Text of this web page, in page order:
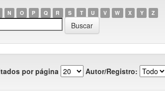
N O P Q R S T U V W X Y Z
por página Autor/Registro: